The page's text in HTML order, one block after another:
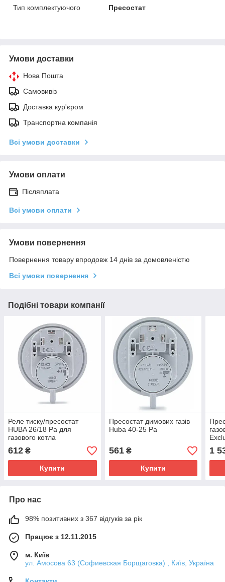
Тип комплектуючого Пресостат
Умови доставки
Нова Пошта
Самовивіз
Доставка кур'єром
Транспортна компанія
Всі умови доставки
Умови оплати
Післяплата
Всі умови оплати
Умови повернення
Повернення товару впродовж 14 днів за домовленістю
Всі умови повернення
Подібні товари компанії
Реле тиску/пресостат
HUBA 26/18 Pa для
газового котла
(універсальне)
612 ₴
Купити
Пресостат димових газів
Huba 40-25 Pa
561₴
Купити
1
Про нас
98% позитивних з 367 відгуків за рік
Працює з 12.11.2015
м. Київ
ул. Амосова 63 (Софиевская Борщаговка) , Київ, Україна